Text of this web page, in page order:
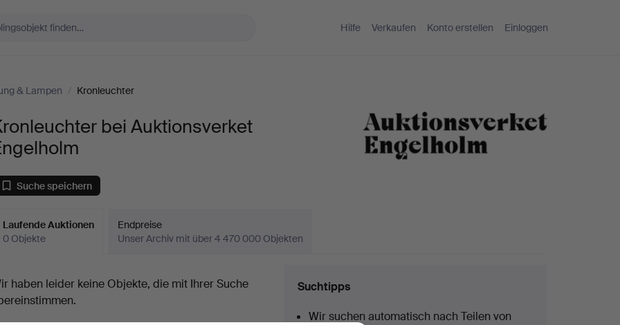
Hilfe Verkaufen Konto erstellen Einloggen
& Lampen / Kronleuchter
bei Auktionsverket
Suche speichern
Laufende Auktionen
0 Objekte
Endpreise
Unser Archiv mit über 4 470 000 Objekten
haben leider keine Objekte, die mit Ihrer Suche
Suchtipps
Wir suchen automatisch nach Teilen von